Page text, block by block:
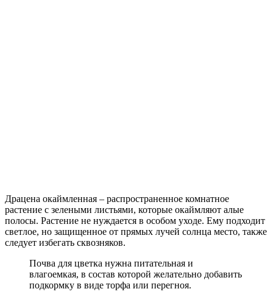
Драцена окаймленная – распространенное комнатное
растение с зелеными листьями, которые окаймляют алые
полосы. Растение не нуждается в особом уходе. Ему подходит
светлое, но защищенное от прямых лучей солнца место, также
следует избегать сквозняков.
Почва для цветка нужна питательная и
влагоемкая, в состав которой желательно добавить
подкормку в виде торфа или перегноя.